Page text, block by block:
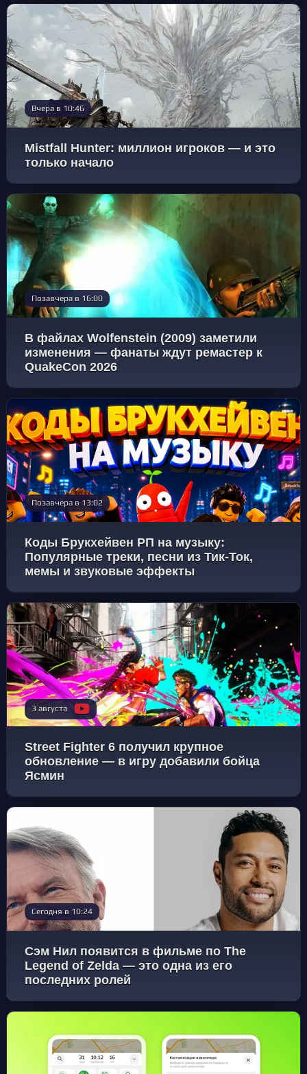
Вчера в 10:46
Mistfall Hunter: миллион игроков — и это
только начало
Позавчера в 16:00
В файлах Wolfenstein (2009) заметили
изменения — фанаты ждут ремастер к
QuakeCon 2026
Позавчера в 13:02
Коды Брукхейвен РП на музыку:
Популярные треки, песни из Тик-Ток,
мемы и звуковые эффекты
3 августа
Street Fighter 6 получил крупное
обновление — в игру добавили бойца
Ясмин
Сегодня в 10:24
Сэм Нил появится в фильме по The
Legend of Zelda — это одна из его
последних ролей